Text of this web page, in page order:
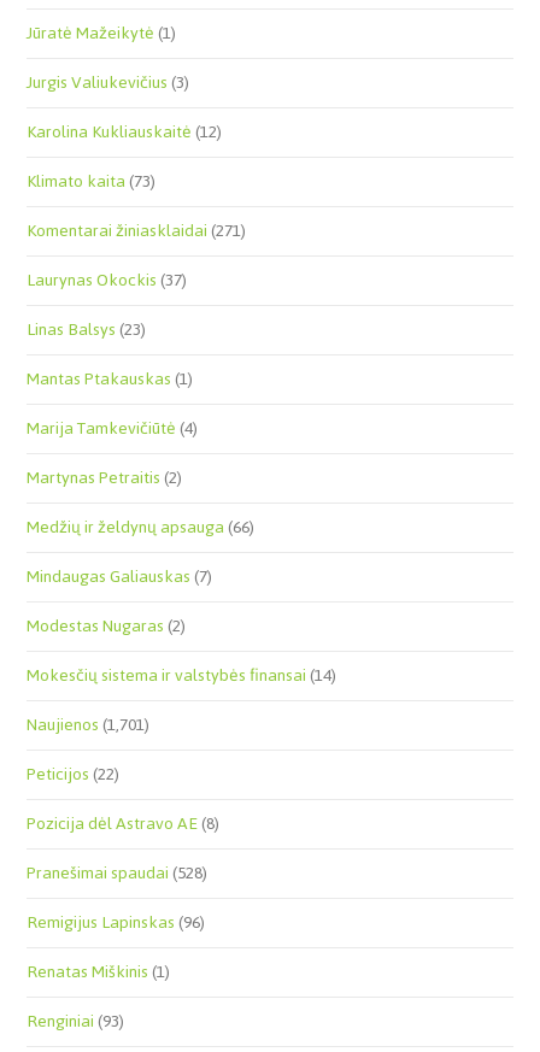
Jūratė Mažeikytė(1)
Jurgis Valiukevičius(3)
Karolina Kukliauskaitė(12)
Klimato kaita(73)
Komentarai žiniasklaidai(271)
Laurynas Okockis(37)
Linas Balsys(23)
Mantas Ptakauskas(1)
Marija Tamkevičiūtė(4)
Martynas Petraitis(2)
Medžių ir želdynų apsauga(66)
Mindaugas Galiauskas(7)
Modestas Nugaras(2)
Mokesčių sistema ir valstybės finansai(14)
Naujienos(1,701)
Peticijos(22)
Pozicija dėl Astravo AE(8)
Pranešimai spaudai(528)
Remigijus Lapinskas(96)
Renatas Miškinis(1)
Renginiai(93)